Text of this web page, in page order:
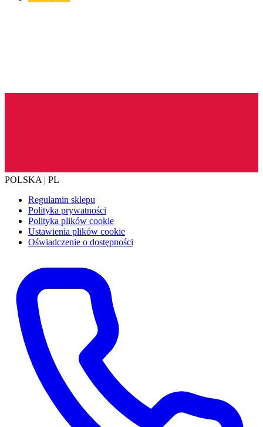
POLSKA | PL
Regulamin sklepu
Polityka prywatności
Polityka plików cookie
Ustawienia plików cookie
Oświadczenie o dostępności